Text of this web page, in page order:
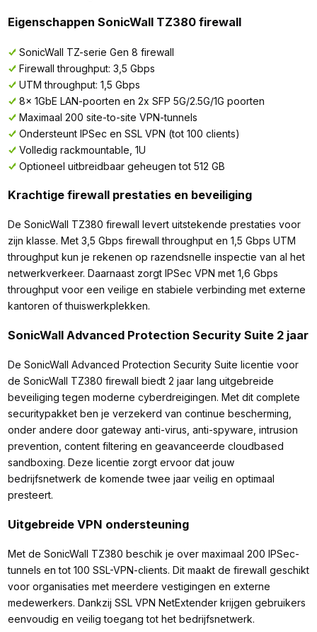
Eigenschappen SonicWall TZ380 firewall
SonicWall TZ-serie Gen 8 firewall
Firewall throughput: 3,5 Gbps
UTM throughput: 1,5 Gbps
8x 1GbE LAN-poorten en 2x SFP 5G/2.5G/1G poorten
Maximaal 200 site-to-site VPN-tunnels
Ondersteunt IPSec en SSL VPN (tot 100 clients)
Volledig rackmountable, 1U
Optioneel uitbreidbaar geheugen tot 512 GB
Krachtige firewall prestaties en beveiliging
De SonicWall TZ380 firewall levert uitstekende prestaties voor
zijn klasse. Met 3,5 Gbps firewall throughput en 1,5 Gbps UTM
throughput kun je rekenen op razendsnelle inspectie van al het
netwerkverkeer. Daarnaast zorgt IPSec VPN met 1,6 Gbps
throughput voor een veilige en stabiele verbinding met externe
kantoren of thuiswerkplekken.
SonicWall Advanced Protection Security Suite 2 jaar
De SonicWall Advanced Protection Security Suite licentie voor
de SonicWall TZ380 firewall biedt 2 jaar lang uitgebreide
beveiliging tegen moderne cyberdreigingen. Met dit complete
securitypakket ben je verzekerd van continue bescherming,
onder andere door gateway anti-virus, anti-spyware, intrusion
prevention, content filtering en geavanceerde cloudbased
sandboxing. Deze licentie zorgt ervoor dat jouw
bedrijfsnetwerk de komende twee jaar veilig en optimaal
presteert.
Uitgebreide VPN ondersteuning
Met de SonicWall TZ380 beschik je over maximaal 200 IPSec-
tunnels en tot 100 SSL-VPN-clients. Dit maakt de firewall geschikt
voor organisaties met meerdere vestigingen en externe
medewerkers. Dankzij SSL VPN NetExtender krijgen gebruikers
eenvoudig en veilig toegang tot het bedrijfsnetwerk.